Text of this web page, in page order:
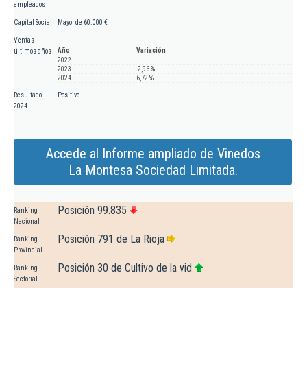
empleados
Capital Social Mayor de 60.000 €
Ventas
últimos años
Año
Variación
2022
2023
-2,96 %
2024
6,72 %
Resultado
2024
Positivo
Accede al Informe ampliado de Vinedos
La Montesa Sociedad Limitada.
Ranking
Nacional
Posición 99.835
Ranking
Provincial
Posición 791 de La Rioja
Ranking
Sectorial
Posición 30 de Cultivo de la vid